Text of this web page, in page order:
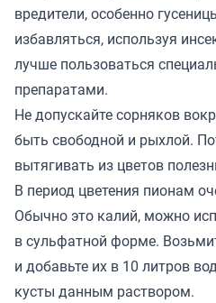
вредители, особенно
избавляться, используя
лучше пользоваться
препаратами.
Не допускайте сорняков
быть свободной и рыхлой.
вытягивать из цветов
В период цветения пионам
Обычно это калий, можно
в сульфатной форме.
и добавьте их в 10 литров
кусты данным раствором.